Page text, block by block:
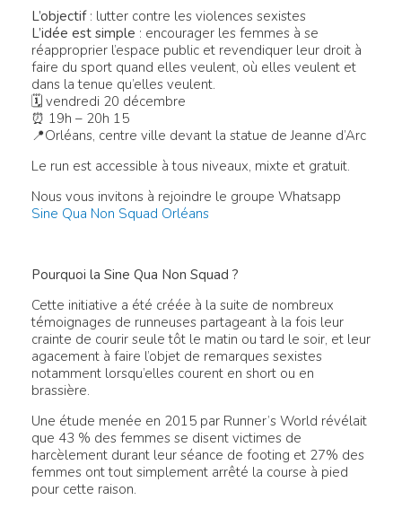
L’objectif: lutter contre les violences sexistes
L’idée est simple : encourager les femmes à se
réapproprier l’espace public et revendiquer leur droit à
faire du sport quand elles veulent, où elles veulent et
dans la tenue qu’elles veulent.
🗓 vendredi 20 décembre
⏰ 19h – 20h 15
📍Orléans, centre ville devant la statue de Jeanne d’Arc
Le run est accessible à tous niveaux, mixte et gratuit.
Nous vous invitons à rejoindre le groupe Whatsapp
Sine Qua Non Squad Orléans
Pourquoi la Sine Qua Non Squad ?
Cette initiative a été créée à la suite de nombreux
témoignages de runneuses partageant à la fois leur
crainte de courir seule tôt le matin ou tard le soir, et leur
agacement à faire l’objet de remarques sexistes
notamment lorsqu’elles courent en short ou en
brassière.
Une étude menée en 2015 par Runner’s World révélait
que 43 % des femmes se disent victimes de
harcèlement durant leur séance de footing et 27% des
femmes ont tout simplement arrêté la course à pied
pour cette raison.